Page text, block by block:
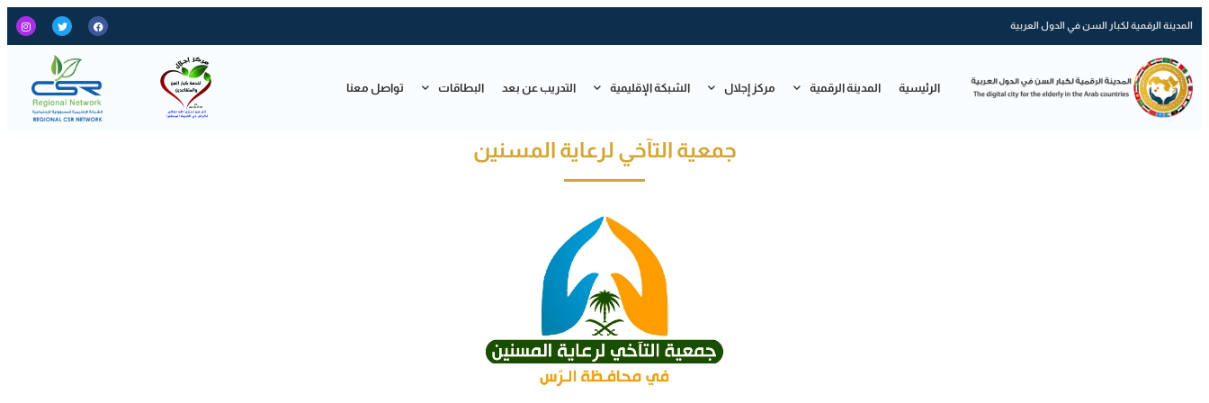
المدينة الرقمية لكبار السن في الدول العربية
الرئيسية المدينة الرقمية مركز إجلال الشبكة الإقليمية التدريب عن بعد البطاقات تواصل معنا
جمعية التآخي لرعاية المسنين